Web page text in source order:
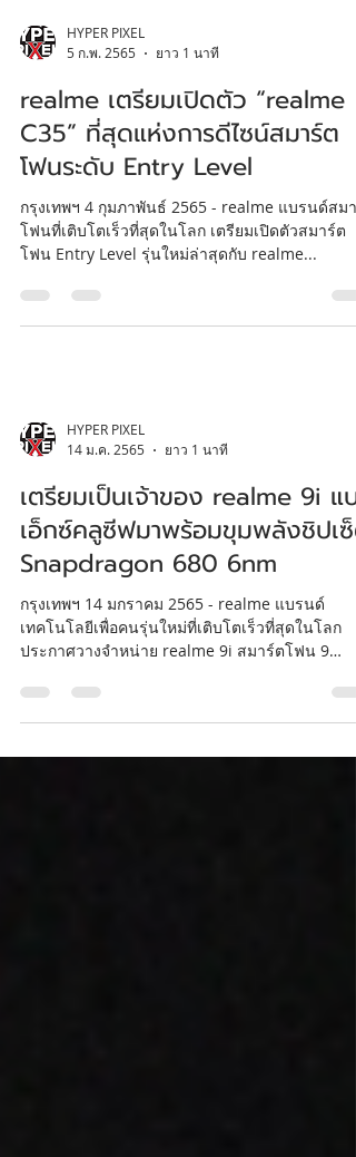
5 ก.พ. 2565
ยาว 1 นาที
realme เตรียมเปิดตัว “realme
C35” ที่สุดแห่งการดีไซน์สมาร์ต
โฟนระดับ Entry Level
กรุงเทพฯ 4 กุมภาพันธ์ 2565 - realme แบรนด์สมา
โฟน Entry Level รุ่นใหม่ล่าสุดกับ realme...
14 ม.ค. 2565
ยาว 1 นาที
เตรียมเป็นเจ้าของ realme 9i แบบ
เอ็กซ์คลูซีฟมาพร้อมขุมพลังชิปเซ็ต
Snapdragon 680 6nm
กรุงเทพฯ 14 มกราคม 2565 - realme แบรนด์
ประกาศวางจำหน่าย realme 9i สมาร์ตโฟน 9
series...